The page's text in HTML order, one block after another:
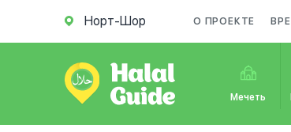
Норт-Шор О ПРОЕКТЕ
Мечеть